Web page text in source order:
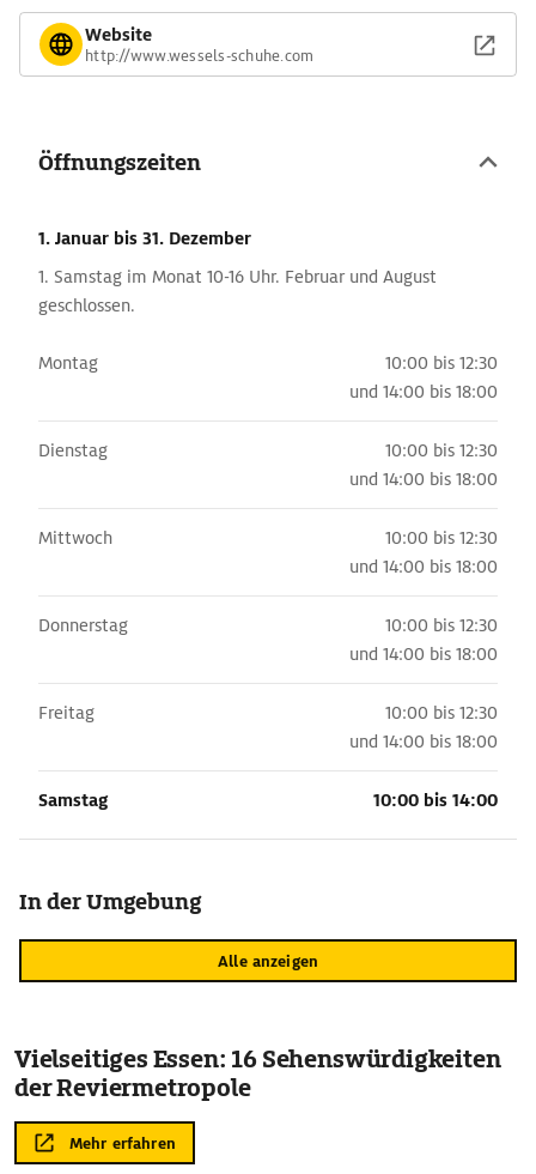
Website
http://www.wessels-schuhe.com
Öffnungszeiten
1. Januar bis 31. Dezember
1. Samstag im Monat 10-16 Uhr. Februar und August
geschlossen.
Montag
10:00 bis 12:30
und 14:00 bis 18:00
Dienstag
10:00 bis 12:30
und 14:00 bis 18:00
Mittwoch
10:00 bis 12:30
und 14:00 bis 18:00
Donnerstag
10:00 bis 12:30
und 14:00 bis 18:00
Freitag
10:00 bis 12:30
und 14:00 bis 18:00
Samstag 10:00 bis 14:00
In der Umgebung
Alle anzeigen
Vielseitiges Essen: 16 Sehenswürdigkeiten
der Reviermetropole
Mehr erfahren